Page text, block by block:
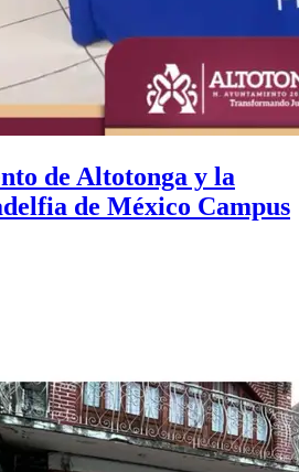
de Altotonga y la
de México Campus